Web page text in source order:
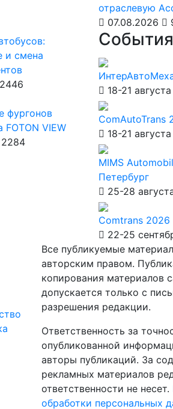
и смена
2446
фургонов
VIEW
2284
отраслевую
07.08.2026
События
18-21
ComAutoTrans
18-21
MIMS
Петербург
25-28
Comtrans 2026
22-25
Все публикуемые
авторским правом.
копирования материалов
допускается только с
разрешения редакции.
Ответственность за
опубликованной
авторы публикаций. За
рекламных материалов
ответственности не несет.
обработки персональных